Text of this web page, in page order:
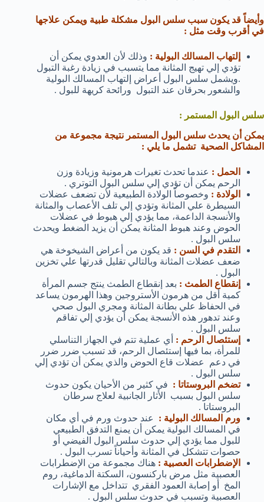
وأيضاً قد يكون سبب سلس البول مشكلة طبية ويمكن علاجها
في أقرب وقت مثل :
إلتهاب المسالك البولية : وذلك لأن العدوي يمكن أن
تؤدي إلي تهيج المثانة مما يتسبب في زيادة رغبة التبول
.ويشمل سلس البول أعراض إلتهاب المسالك البولية
والشعور بحرقان عند التبول ورائحة كريهة للبول .
سلس البول المستمر :
يمكن أن يحدث سلس البول المستمر نتيجة مجموعة من
المشاكل الصحية تشمل ما يلي :
الحمل : عندما تحدث تغيرات هرمونية وزيادة وزن
الرحم يمكن أن تؤدي إلي سلس البول التوتري .
الولادة : وخصوصاً الولادة الطبيعية لأن تضعف عضلات
السيطرة علي المثانة وتؤدي إلي تلف الأعصاب والمثانة
والأنسجة الداعمة، مما يؤدي إلي هبوط في عضلات
الحوض وعند هبوط المثانة يمكن أن يزيد الضغط ويحدث
سلس البول .
التقدم في السن : قد يكون من أعراض الشيخوخة هي
ضعف عضلات المثانة وبالتالي تقليل قدرتها علي تخزين
البول .
إنقطاع الطمث : بعد إنقطاع الطمث ينتج جسم المرأة
كمية أقل من هرمون الأستروجين وهذا الهرمون يساعد
في الحفاظ علي بطانة المثانة ومجري البول صحي
وعند تدهور هذه الأنسجة يمكن أن يؤدي إلي تفاقم
سلس البول .
إستئصال الرحم : أي عملية تتم في الجهاز التناسلي
للمرأة، بما فيها إستئصال الرحم، قد تسبب ضرر ضرر
في دعم عضلات قاع الحوض والذي يمكن أن تؤدي إلي
سلس البول .
تضخم البروستاتا : في كثير من الأحيان يكون حدوث
سلس البول بسبب الأثار الجانبية لعلاج سرطان
البروستاتا .
ورم المسالك البولية :
عند حدوث ورم في أي مكان
في المسالك البولية يمكن أن يمنع التدفق الطبيعي
للبول مما يؤدي إلي حدوث سلس البول الفيضي أو
حصوات تتشكل في المثانة وأحياناً تسرب البول .
الإضطرابات العصبية : هناك مجموعة من الإضطرابات
العصبية مثل مرض باركنسون، السكتة الدماغية، روم
المخ أو إصابة العمود الفقري تتداخل مع الإشارات
العصبية وتسبب في حدوث سلس البول .